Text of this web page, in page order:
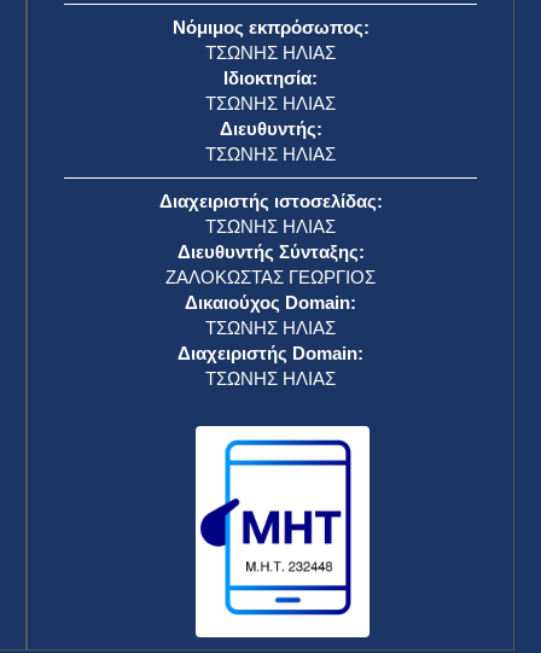
Νόμιμος εκπρόσωπος:
ΤΣΩΝΗΣ ΗΛΙΑΣ
Ιδιοκτησία:
ΤΣΩΝΗΣ ΗΛΙΑΣ
Διευθυντής:
ΤΣΩΝΗΣ ΗΛΙΑΣ
Διαχειριστής ιστοσελίδας:
ΤΣΩΝΗΣ ΗΛΙΑΣ
Διευθυντής Σύνταξης:
ΖΑΛΟΚΩΣΤΑΣ ΓΕΩΡΓΙΟΣ
Δικαιούχος Domain:
ΤΣΩΝΗΣ ΗΛΙΑΣ
Διαχειριστής Domain:
ΤΣΩΝΗΣ ΗΛΙΑΣ